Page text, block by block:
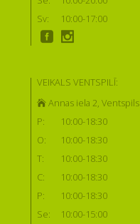
Sv:
10:00-17:00
VEIKALS VENTSPILĪ:
Annas iela 2, Ventspils
P:
10:00-18:30
O:
10:00-18:30
T:
10:00-18:30
C:
10:00-18:30
P:
10:00-18:30
Se:
10:00-15:00